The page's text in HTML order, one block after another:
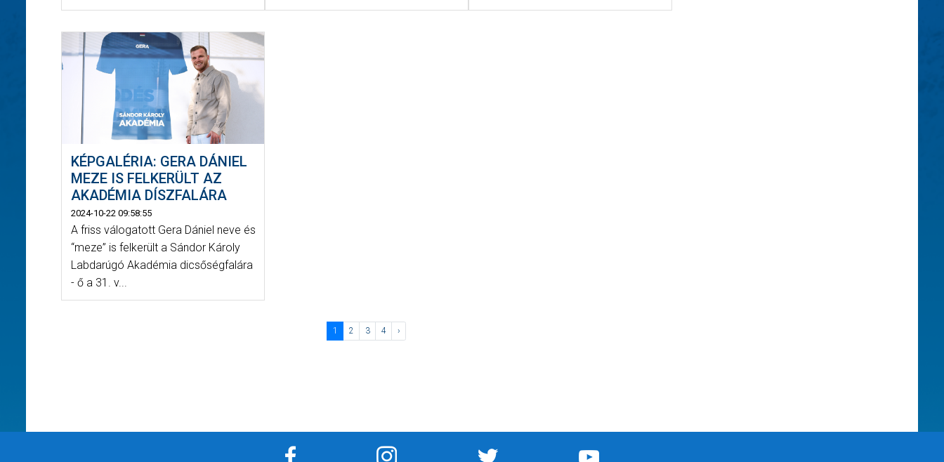
KÉPGALÉRIA: GERA DÁNIEL
MEZE IS FELKERÜLT AZ
AKADÉMIA DÍSZFALÁRA
2024-10-22 09:58:55
A friss válogatott Gera Dániel neve és
“meze” is felkerült a Sándor Károly
Labdarúgó Akadémia dicsőségfalára
- ő a 31. v...
1 2 3 4 ›